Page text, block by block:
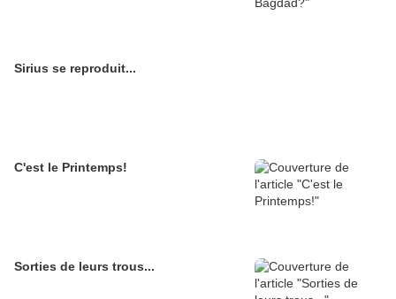
Sirius se reproduit...
C'est le Printemps!
Sorties de leurs trous...